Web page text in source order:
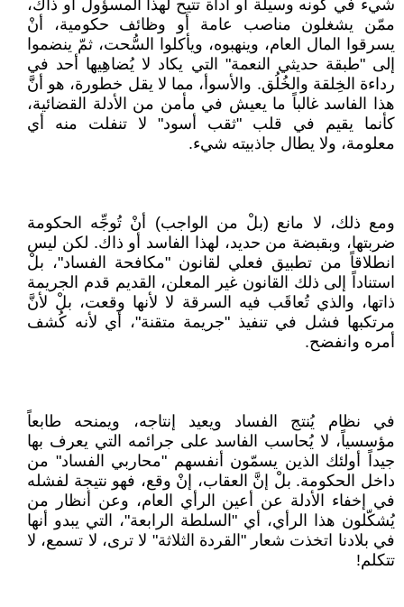
شيء في كونه وسيلة أو أداة تتيح لهذا المسؤول أو ذاك،
ممّن يشغلون مناصب عامة أو وظائف حكومية، أنْ
يسرقوا المال العام، وينهبوه، ويأكلوا السُّحت، ثمّ ينضموا
إلى "طبقة حديثي النعمة" التي يكاد لا يُضاهِيها أحد في
رداءة الخِلقة والخُلُق. والأسوأ، مما لا يقل خطورة، هو أنَّ
هذا الفاسد غالباً ما يعيش في مأمن من الأدلة القضائية،
كأنما يقيم في قلب "ثقب أسود" لا تنفلت منه أي
معلومة، ولا يطال جاذبيته شيء.
ومع ذلك، لا مانع (بلْ من الواجب) أنْ تُوجِّه الحكومة
ضربتها، وبقبضة من حديد، لهذا الفاسد أو ذاك. لكن ليس
انطلاقاً من تطبيق فعلي لقانون "مكافحة الفساد"، بلْ
استناداً إلى ذلك القانون غير المعلن، القديم قدم الجريمة
ذاتها، والذي تُعاقَب فيه السرقة لا لأنها وقعت، بلْ لأنَّ
مرتكبها فشل في تنفيذ "جريمة متقنة"، أي لأنه كُشف
أمره وانفضح.
في نظام يُنتج الفساد ويعيد إنتاجه، ويمنحه طابعاً
مؤسسياً، لا يُحاسب الفاسد على جرائمه التي يعرف بها
جيداً أولئك الذين يسمّون أنفسهم "محاربي الفساد" من
داخل الحكومة. بلْ إنَّ العقاب، إنْ وقع، فهو نتيجة لفشله
في إخفاء الأدلة عن أعين الرأي العام، وعن أنظار من
يُشكّلون هذا الرأي، أي "السلطة الرابعة"، التي يبدو أنها
في بلادنا اتخذت شعار "القردة الثلاثة" لا ترى، لا تسمع، لا
تتكلم!